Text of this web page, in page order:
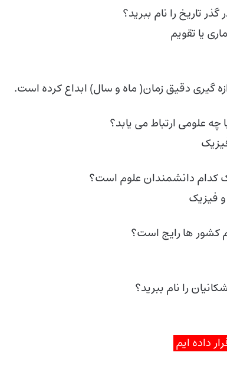
تاریخ را نام ببرید؟
یا تقویم
گیری دقیق زمان( ماه و سال) ابداع کرده است.
چه علومی ارتباط می یابد؟
کدام دانشمندان علوم است؟
فیزیک
کشور ها رایج است؟
را نام ببرید؟
داده ایم